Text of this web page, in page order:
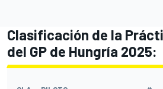
Clasificación de la
del GP de Hungría 2025: